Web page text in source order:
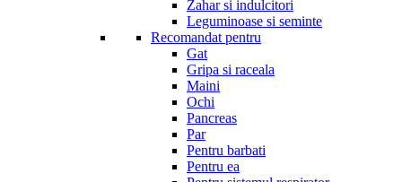
Zahar si indulcitori
Leguminoase si seminte
Recomandat pentru
Gat
Gripa si raceala
Maini
Ochi
Pancreas
Par
Pentru barbati
Pentru ea